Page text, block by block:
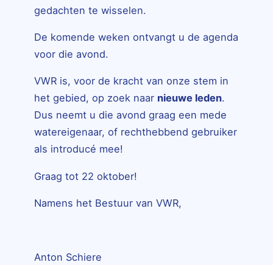
gedachten te wisselen.
De komende weken ontvangt u de agenda
voor die avond.
VWR is, voor de kracht van onze stem in
het gebied, op zoek naar nieuwe leden.
Dus neemt u die avond graag een mede
watereigenaar, of rechthebbend gebruiker
als introducé mee!
Graag tot 22 oktober!
Namens het Bestuur van VWR,
Anton Schiere